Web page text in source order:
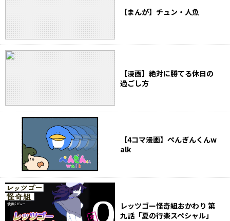
【まんが】チュン・人魚
【漫画】絶対に勝てる休日の
過ごし方
【4コマ漫画】ぺんぎんくんw
alk
レッツゴー怪奇組おかわり 第
九話「夏の行楽スペシャル」